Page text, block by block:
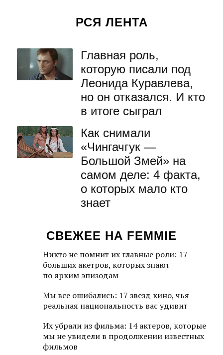
РСЯ ЛЕНТА
Главная роль,
которую писали под
Леонида Куравлева,
но он отказался. И кто
в итоге сыграл
Как снимали
«Чингачгук —
Большой Змей» на
самом деле: 4 факта,
о которых мало кто
знает
СВЕЖЕЕ НА FEMMIE
Никто не помнит их главные роли: 17
больших акетров, которых знают
по ярким эпизодам
Мы все ошибались: 17 звезд кино, чья
реальная национальность вас удивит
Их убрали из фильма: 14 актеров, которые
мы не увидели в продолжении известных
фильмов